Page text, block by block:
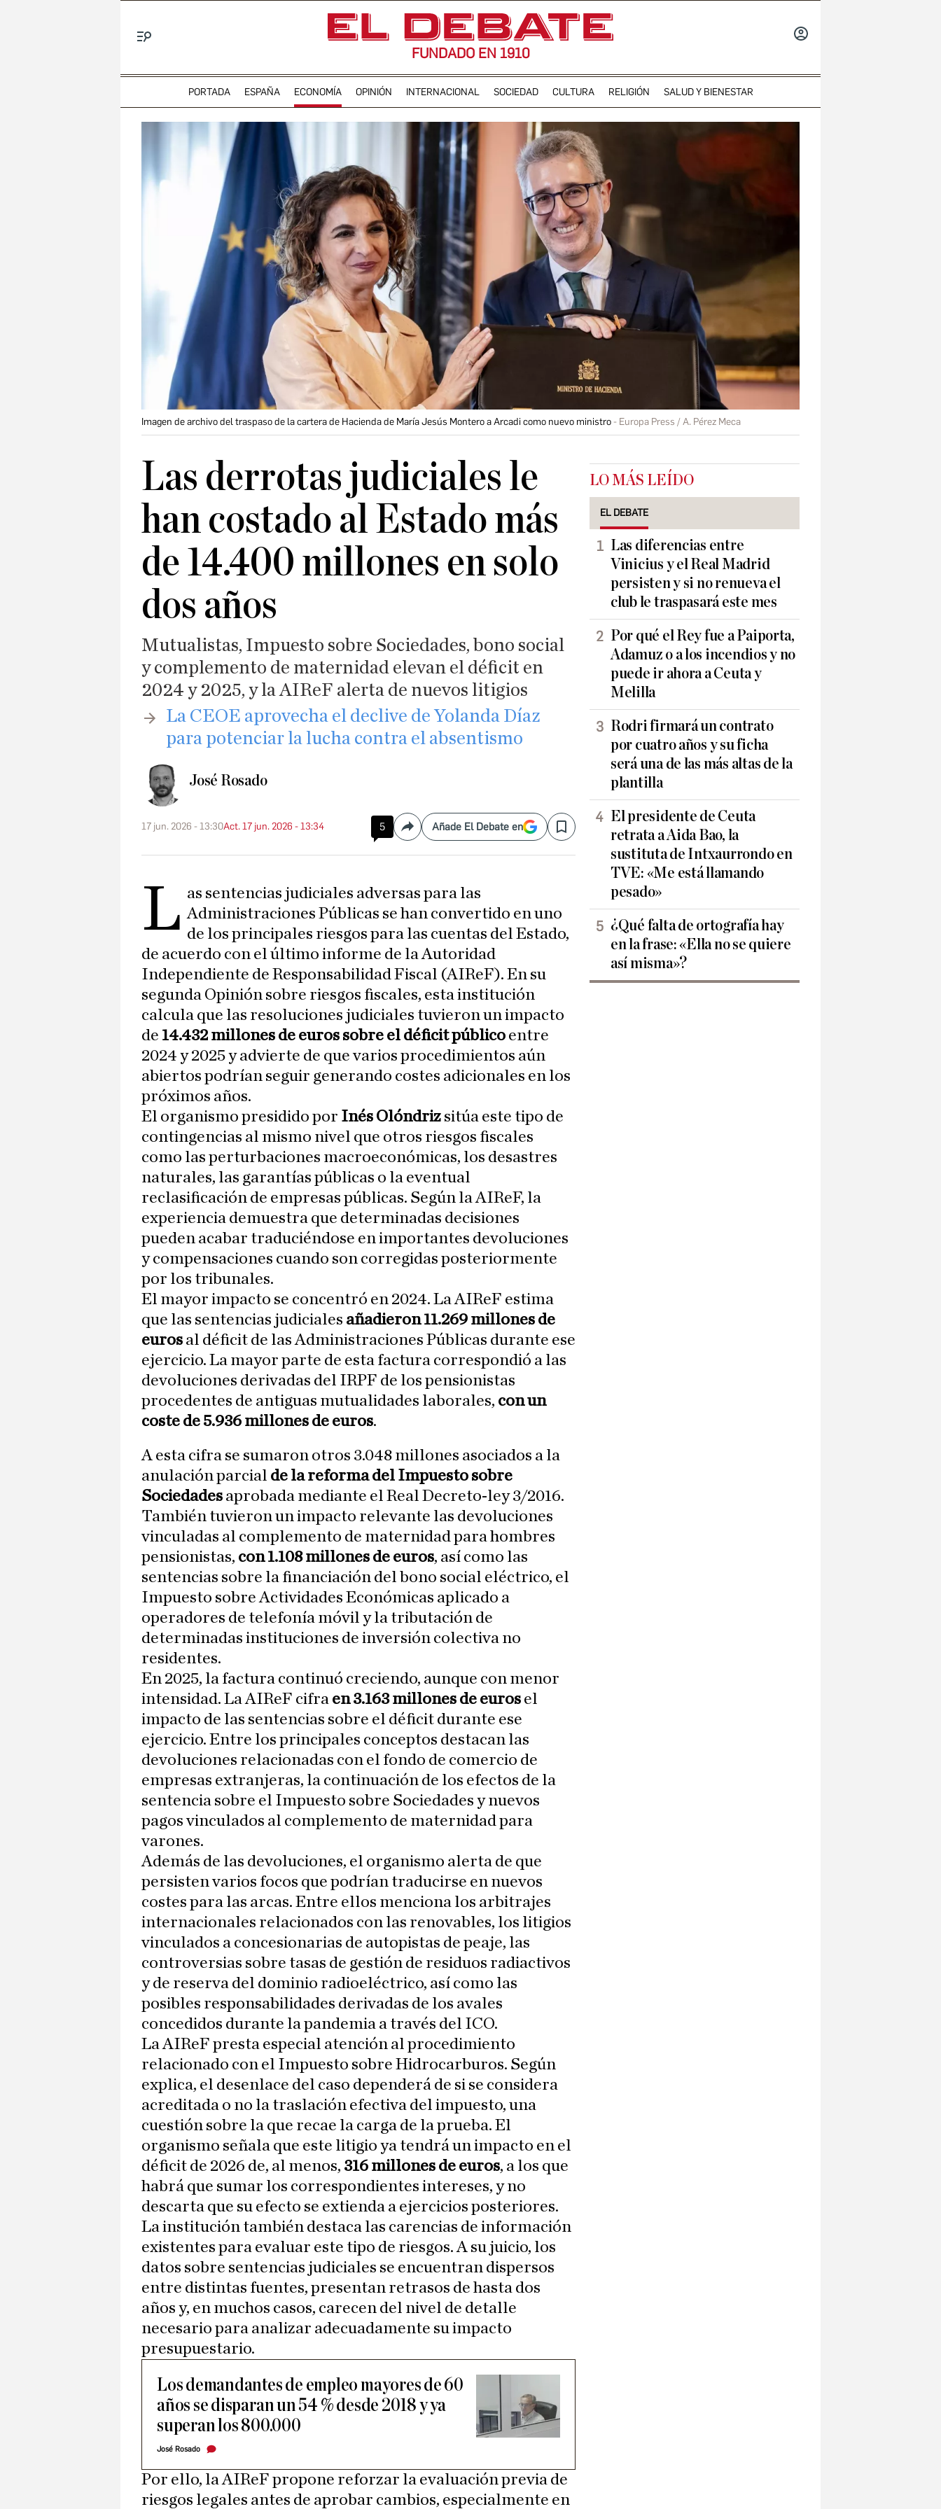
FUNDADO EN 1910
PORTADA ESPAÑA ECONOMÍA OPINIÓN INTERNACIONAL SOCIEDAD CULTURA RELIGIÓN SALUD Y BIENESTAR
Imagen de archivo del traspaso de la cartera de Hacienda de María Jesús Montero a Arcadi como nuevo ministro Europa Press / A. Pérez Meca
Las derrotas judiciales le
han costado al Estado más
de 14.400 millones en solo
dos años
Mutualistas, Impuesto sobre Sociedades, bono social
y complemento de maternidad elevan el déficit en
2024 y 2025, y la AIReF alerta de nuevos litigios
La CEOE aprovecha el declive de Yolanda Díaz
para potenciar la lucha contra el absentismo
José Rosado
17 jun. 2026 - 13:30Act. 17 jun. 2026 - 13:34 5 CompartirAñade El Debate en Save
L as sentencias judiciales adversas para las
Administraciones Públicas se han convertido en uno
de los principales riesgos para las cuentas del Estado,
de acuerdo con el último informe de la Autoridad
Independiente de Responsabilidad Fiscal (AIReF). En su
segunda Opinión sobre riesgos fiscales, esta institución
calcula que las resoluciones judiciales tuvieron un impacto
de 14.432 millones de euros sobre el déficit público entre
2024 y 2025 y advierte de que varios procedimientos aún
abiertos podrían seguir generando costes adicionales en los
próximos años.
El organismo presidido por Inés Olóndriz sitúa este tipo de
contingencias al mismo nivel que otros riesgos fiscales
como las perturbaciones macroeconómicas, los desastres
naturales, las garantías públicas o la eventual
reclasificación de empresas públicas. Según la AIReF, la
experiencia demuestra que determinadas decisiones
pueden acabar traduciéndose en importantes devoluciones
y compensaciones cuando son corregidas posteriormente
por los tribunales.
El mayor impacto se concentró en 2024. La AIReF estima
que las sentencias judiciales añadieron 11.269 millones de
euros al déficit de las Administraciones Públicas durante ese
ejercicio. La mayor parte de esta factura correspondió a las
devoluciones derivadas del IRPF de los pensionistas
procedentes de antiguas mutualidades laborales, con un
coste de 5.936 millones de euros.
A esta cifra se sumaron otros 3.048 millones asociados a la
anulación parcial de la reforma del Impuesto sobre
Sociedades aprobada mediante el Real Decreto-ley 3/2016.
También tuvieron un impacto relevante las devoluciones
vinculadas al complemento de maternidad para hombres
pensionistas, con 1.108 millones de euros, así como las
sentencias sobre la financiación del bono social eléctrico, el
Impuesto sobre Actividades Económicas aplicado a
operadores de telefonía móvil y la tributación de
determinadas instituciones de inversión colectiva no
residentes.
En 2025, la factura continuó creciendo, aunque con menor
intensidad. La AIReF cifra en 3.163 millones de euros el
impacto de las sentencias sobre el déficit durante ese
ejercicio. Entre los principales conceptos destacan las
devoluciones relacionadas con el fondo de comercio de
empresas extranjeras, la continuación de los efectos de la
sentencia sobre el Impuesto sobre Sociedades y nuevos
pagos vinculados al complemento de maternidad para
varones.
Además de las devoluciones, el organismo alerta de que
persisten varios focos que podrían traducirse en nuevos
costes para las arcas. Entre ellos menciona los arbitrajes
internacionales relacionados con las renovables, los litigios
vinculados a concesionarias de autopistas de peaje, las
controversias sobre tasas de gestión de residuos radiactivos
y de reserva del dominio radioeléctrico, así como las
posibles responsabilidades derivadas de los avales
concedidos durante la pandemia a través del ICO.
La AIReF presta especial atención al procedimiento
relacionado con el Impuesto sobre Hidrocarburos. Según
explica, el desenlace del caso dependerá de si se considera
acreditada o no la traslación efectiva del impuesto, una
cuestión sobre la que recae la carga de la prueba. El
organismo señala que este litigio ya tendrá un impacto en el
déficit de 2026 de, al menos, 316 millones de euros, a los que
habrá que sumar los correspondientes intereses, y no
descarta que su efecto se extienda a ejercicios posteriores.
La institución también destaca las carencias de información
existentes para evaluar este tipo de riesgos. A su juicio, los
datos sobre sentencias judiciales se encuentran dispersos
entre distintas fuentes, presentan retrasos de hasta dos
años y, en muchos casos, carecen del nivel de detalle
necesario para analizar adecuadamente su impacto
presupuestario.
Los demandantes de empleo mayores de 60
años se disparan un 54 % desde 2018 y ya
superan los 800.000
José Rosado
Por ello, la AIReF propone reforzar la evaluación previa de
riesgos legales antes de aprobar cambios, especialmente en
LO MÁS LEÍDO
EL DEBATE
Las diferencias entre
Vinicius y el Real Madrid
persisten y si no renueva el
club le traspasará este mes
Por qué el Rey fue a Paiporta,
Adamuz o a los incendios y no
puede ir ahora a Ceuta y
Melilla
Rodri firmará un contrato
por cuatro años y su ficha
será una de las más altas de la
plantilla
El presidente de Ceuta
retrata a Aida Bao, la
sustituta de Intxaurrondo en
TVE: «Me está llamando
pesado»
¿Qué falta de ortografía hay
en la frase: «Ella no se quiere
así misma»?